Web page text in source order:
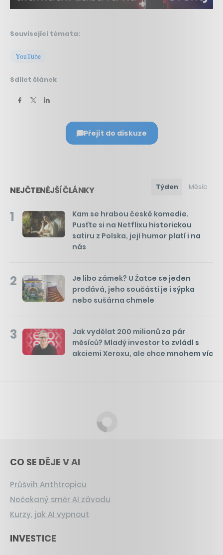
Související témata:
YouTube
Sdílet článek
Přejít do diskuze
NEJČTENĚJŠÍ ČLÁNKY Týden Měsíc
1
Kam se hrabou české komedie.
Pusťte si na Netflixu historickou
satiru z Polska, její humor platí i na
nás
2
Je libo zámek? U Žatce se jeden
prodává, jeho součástí je i sýpka
nebo sušárna chmele
3
Jak vydělat 200 milionů za pár
měsíců? Mladý investor to zvládl s
akciemi Xeroxu, ale chce mnohem víc
CO SE DĚJE V AI
Průšvih Anthtropicu
Nečekaný směr AI závodu
Kurzy, jak AI vypnout
INVESTICE